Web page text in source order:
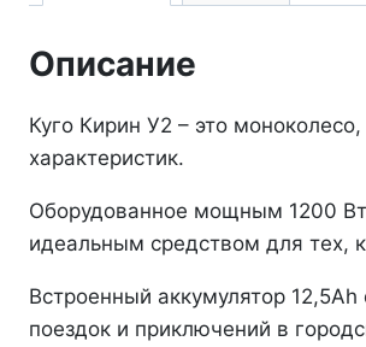
Описание
Куго Кирин У2 – это
характеристик.
Оборудованное мощным 1200 Вт
идеальным средством для тех,
Встроенный аккумулятор
поездок и приключений в